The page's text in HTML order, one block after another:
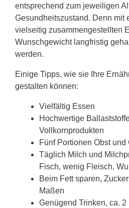
entsprechend zum jeweiligen
Gesundheitszustand. Denn mit
vielseitig zusammengestellten
Wunschgewicht langfristig
werden.
Einige Tipps, wie sie Ihre
gestalten können:
Vielfältig Essen
Hochwertige
Vollkornprodukten
Fünf Portionen Obst und
Täglich Milch und
Fisch, wenig Fleisch,
Beim Fett sparen,
Maßen
Genügend Trinken, ca. 2